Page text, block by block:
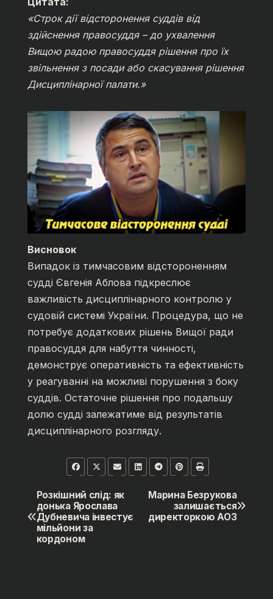
«Строк дії відсторонення суддів від
здійснення правосуддя – до ухвалення
Вищою радою правосуддя рішення про їх
звільнення з посади або скасування рішення
Дисциплінарної палати.»
Висновок
Випадок із тимчасовим відстороненням
судді Євгенія Аблова підкреслює
важливість дисциплінарного контролю у
судовій системі України. Процедура, що не
потребує додаткових рішень Вищої ради
правосуддя для набуття чинності,
демонструє оперативність та ефективність
у реагуванні на можливі порушення з боку
суддів. Остаточне рішення про подальшу
долю судді залежатиме від результатів
дисциплінарного розгляду.
Навігація
записів
Марина Безрукова
залишається
директоркою АОЗ
Розкішний слід: як
донька Ярослава
Дубневича інвестує
мільйони за
кордоном